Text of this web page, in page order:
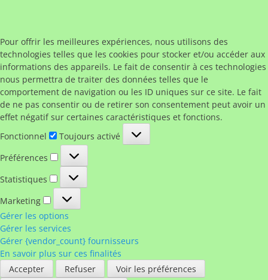
Pour offrir les meilleures expériences, nous utilisons des
technologies telles que les cookies pour stocker et/ou accéder aux
informations des appareils. Le fait de consentir à ces technologies
nous permettra de traiter des données telles que le
comportement de navigation ou les ID uniques sur ce site. Le fait
de ne pas consentir ou de retirer son consentement peut avoir un
effet négatif sur certaines caractéristiques et fonctions.
Fonctionnel
Toujours activé
Préférences
Statistiques
Marketing
Gérer les options
Gérer les services
Gérer {vendor_count} fournisseurs
En savoir plus sur ces finalités
Accepter
Refuser
Voir les préférences